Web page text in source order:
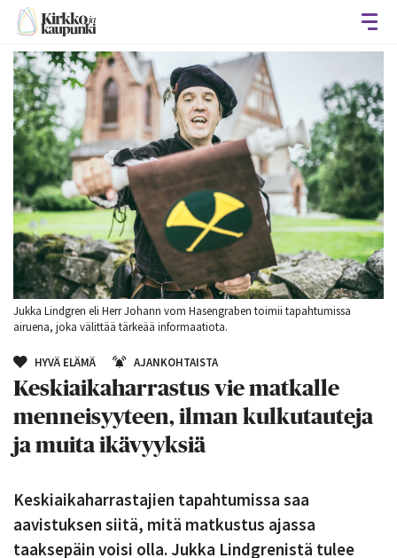
Jukka Lindgren eli Herr Johann vom Hasengraben toimii tapahtumissa
airuena, joka välittää tärkeää informaatiota.
HYVÄ ELÄMÄ AJANKOHTAISTA
Keskiaikaharrastus vie matkalle
menneisyyteen, ilman kulkutauteja
ja muita ikävyyksiä
Keskiaikaharrastajien tapahtumissa saa
aavistuksen siitä, mitä matkustus ajassa
taaksepäin voisi olla. Jukka Lindgrenistä tulee